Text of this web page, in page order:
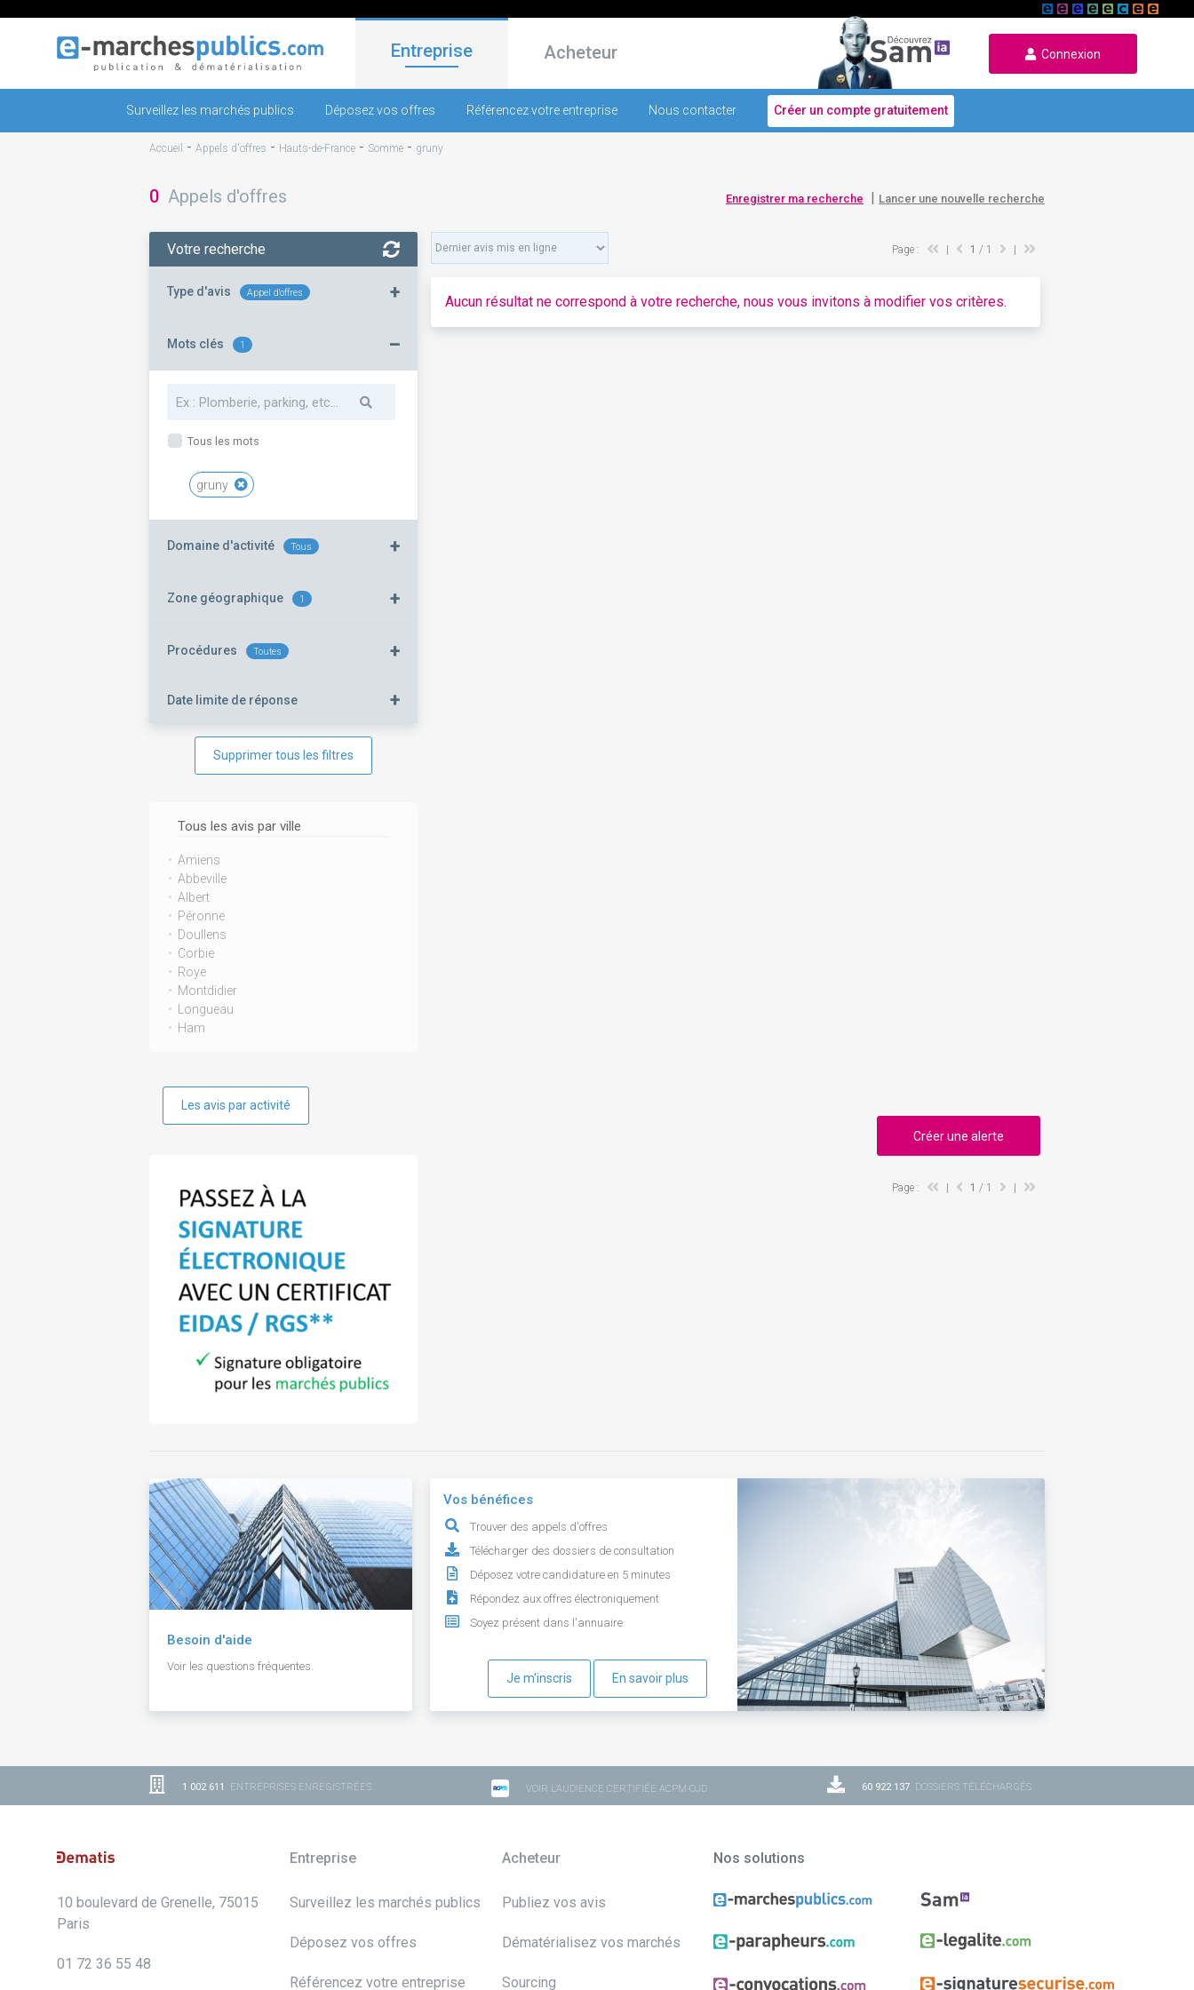
Entreprise Acheteur Connexion
Surveillez les marchés publics Déposez vos offres Référencez votre entreprise Nous contacter Créer un compte gratuitement
Accueil - Appels d'offres - Hauts-de-France - Somme - gruny
0 Appels d'offres Enregistrer ma recherche | Lancer une nouvelle recherche
Votre recherche
Type d'avis Appel d'offres +
Mots clés 1 –
Tous les mots
gruny
Domaine d'activité Tous +
Zone géographique 1 +
Procédures Toutes +
Date limite de réponse +
Supprimer tous les filtres
Tous les avis par ville
Amiens
Abbeville
Albert
Péronne
Doullens
Corbie
Roye
Montdidier
Longueau
Ham
Les avis par activité
Page : 1 / 1
Aucun résultat ne correspond à votre recherche, nous vous invitons à modifier vos critères.
Créer une alerte
Page : 1 / 1
Besoin d'aide
Voir les questions fréquentes.
Vos bénéfices
Trouver des appels d'offres
Télécharger des dossiers de consultation
Déposez votre candidature en 5 minutes
Répondez aux offres électroniquement
Soyez présent dans l'annuaire
Je m'inscris En savoir plus
1 002 611 ENTREPRISES ENREGISTRÉES VOIR L'AUDIENCE CERTIFIÉE ACPM-OJD 60 922 137 DOSSIERS TÉLÉCHARGÉS
10 boulevard de Grenelle, 75015
Paris
01 72 36 55 48
Entreprise
Surveillez les marchés publics
Déposez vos offres
Référencez votre entreprise
Acheteur
Publiez vos avis
Dématérialisez vos marchés
Sourcing
Nos solutions